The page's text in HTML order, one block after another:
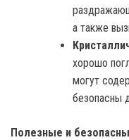
а также
хорошо
могут
безопасны
Полезные и